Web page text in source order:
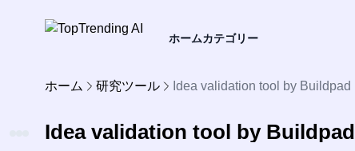
ホームカテゴリー
ホーム 研究ツール Idea validation tool by Buildpad
Idea validation tool by Buildpad